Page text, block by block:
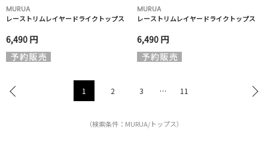
MURUA
レーストリムレイヤードライクトップス
6,490 円
MURUA
レーストリムレイヤードライクトップス
6,490 円
1 2 3 … 11
（検索条件：MURUA/トップス）